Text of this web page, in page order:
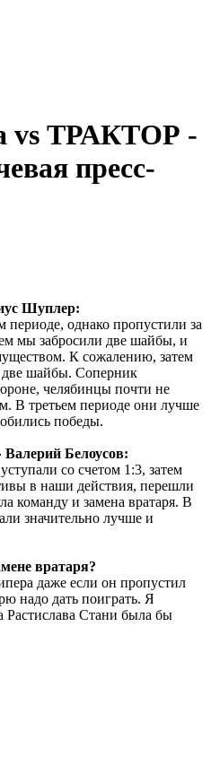
vs ТРАКТОР -
пресс-
Шуплер:
однако пропустили за
мы забросили две шайбы, и
К сожалению, затем
шайбы. Соперник
челябинцы почти не
В третьем периоде они лучше
победы.
Белоусов:
со счетом 1:3, затем
в наши действия, перешли
команду и замена вратаря. В
значительно лучше и
вратаря?
даже если он пропустил
надо дать поиграть. Я
Растислава Стани была бы